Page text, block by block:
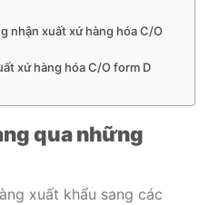
nhận xuất xứ hàng hóa C/O
xứ hàng hóa C/O form D
qua những
xuất khẩu sang các